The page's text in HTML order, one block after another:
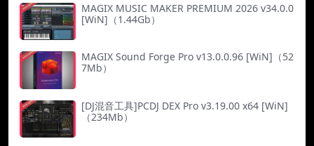
MAGIX MUSIC MAKER PREMIUM 2026 v34.0.0
[WiN]（1.44Gb）
MAGIX Sound Forge Pro v13.0.0.96 [WiN]（52
7Mb）
[DJ混音工具]PCDJ DEX Pro v3.19.00 x64 [WiN]
（234Mb）